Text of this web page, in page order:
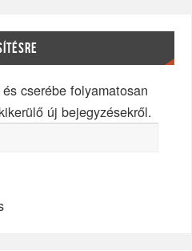
cserébe folyamatosan
új bejegyzésekről.